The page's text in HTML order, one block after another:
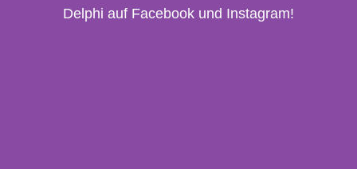
Delphi auf Facebook und Instagram!